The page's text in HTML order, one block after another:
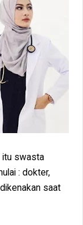
itu swasta
: dokter,
saat